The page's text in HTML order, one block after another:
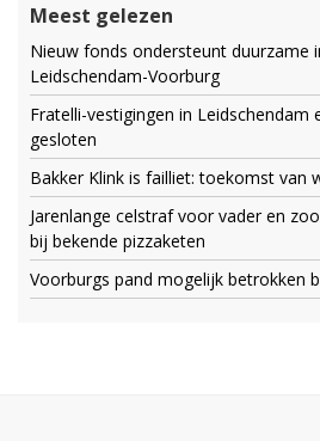
Meest gelezen
Nieuw fonds ondersteunt duurzame
Leidschendam-Voorburg
Fratelli-vestigingen in Leidschendam
gesloten
Bakker Klink is failliet: toekomst van
Jarenlange celstraf voor vader en
bij bekende pizzaketen
Voorburgs pand mogelijk betrokken